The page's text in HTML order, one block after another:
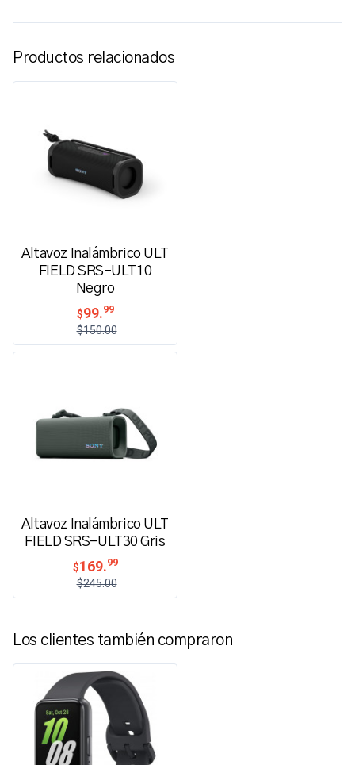
Productos relacionados
Altavoz Inalámbrico ULT
FIELD SRS-ULT10
Negro
$99.99
$150.00
Altavoz Inalámbrico ULT
FIELD SRS-ULT30 Gris
$169.99
$245.00
Los clientes también compraron